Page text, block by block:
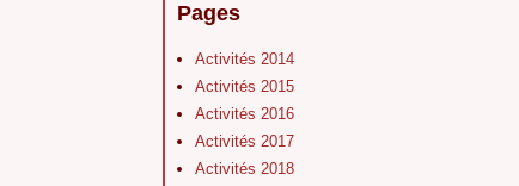
Pages
Activités 2014
Activités 2015
Activités 2016
Activités 2017
Activités 2018